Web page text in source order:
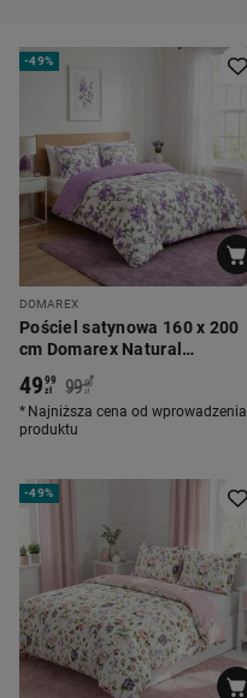
-49%
DOMAREX
Pościel satynowa 160 x 200
cm Domarex Natural
Lavender, lawenda, fioletowa
4999
zł 99 00
zł
*
Najniższa cena od wprowadzenia
produktu
-49%